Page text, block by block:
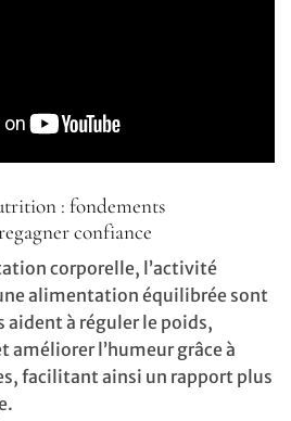
: fondements
confiance
corporelle, l’activité
alimentation équilibrée sont
aident à réguler le poids,
améliorer l’humeur grâce à
facilitant ainsi un rapport plus